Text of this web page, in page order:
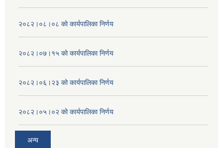
२०८२।०८।०८ को कार्यपालिका निर्णय
२०८२।०७।१५ को कार्यपालिका निर्णय
२०८२।०६।२३ को कार्यपालिका निर्णय
२०८२।०५।०२ को कार्यपालिका निर्णय
अन्य